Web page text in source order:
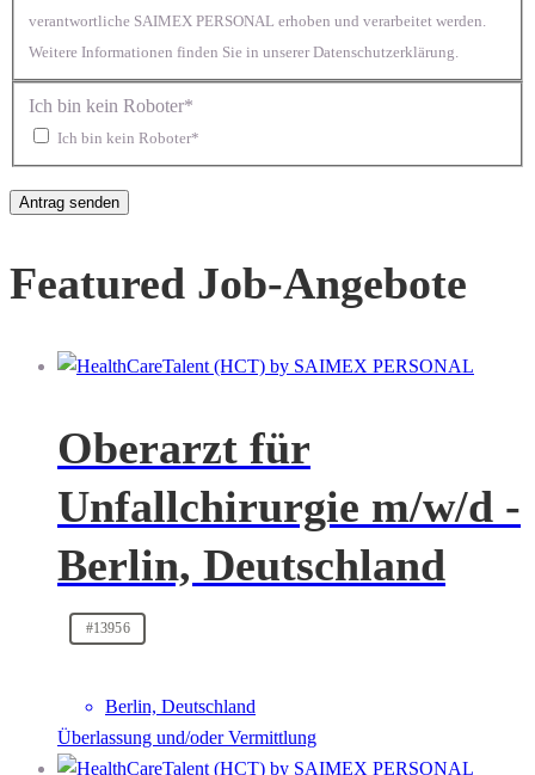
verantwortliche SAIMEX PERSONAL erhoben und verarbeitet werden.
Weitere Informationen finden Sie in unserer Datenschutzerklärung.
Ich bin kein Roboter*
Ich bin kein Roboter*
Featured Job-Angebote
Oberarzt für
Unfallchirurgie m/w/d -
Berlin, Deutschland
#13956
Berlin, Deutschland
Überlassung und/oder Vermittlung